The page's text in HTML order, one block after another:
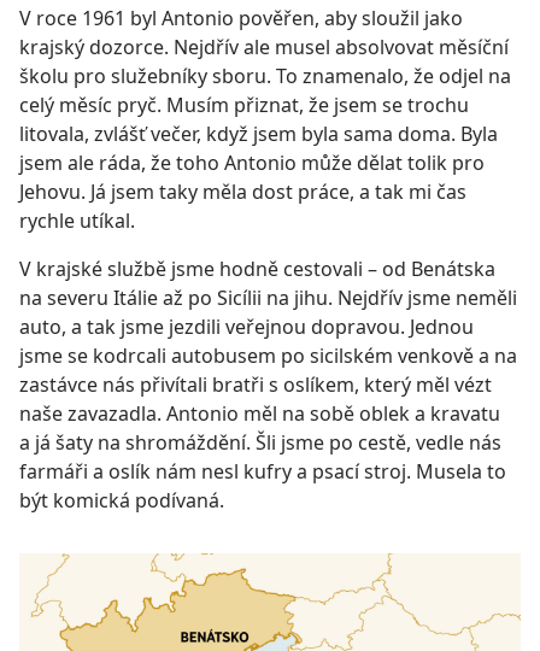
V roce 1961 byl Antonio pověřen, aby sloužil jako
krajský dozorce. Nejdřív ale musel absolvovat měsíční
školu pro služebníky sboru. To znamenalo, že odjel na
celý měsíc pryč. Musím přiznat, že jsem se trochu
litovala, zvlášť večer, když jsem byla sama doma. Byla
jsem ale ráda, že toho Antonio může dělat tolik pro
Jehovu. Já jsem taky měla dost práce, a tak mi čas
rychle utíkal.
V krajské službě jsme hodně cestovali – od Benátska
na severu Itálie až po Sicílii na jihu. Nejdřív jsme neměli
auto, a tak jsme jezdili veřejnou dopravou. Jednou
jsme se kodrcali autobusem po sicilském venkově a na
zastávce nás přivítali bratři s oslíkem, který měl vézt
naše zavazadla. Antonio měl na sobě oblek a kravatu
a já šaty na shromáždění. Šli jsme po cestě, vedle nás
farmáři a oslík nám nesl kufry a psací stroj. Musela to
být komická podívaná.